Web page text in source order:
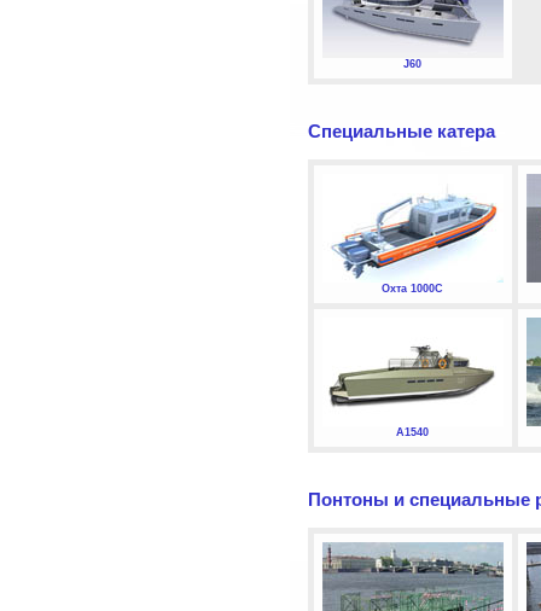
J60
Специальные катера
Охта 1000С
А1540
Понтоны и специальные